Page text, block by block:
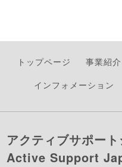
トップページ 事業紹介
インフォメーション
アクティブサポー
Active Support